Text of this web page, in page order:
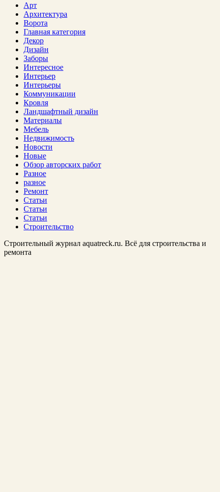
Арт
Архитектура
Ворота
Главная категория
Декор
Дизайн
Заборы
Интересное
Интерьер
Интерьеры
Коммуникации
Кровля
Ландшафтный дизайн
Материалы
Мебель
Недвижимость
Новости
Новые
Обзор авторских работ
Разное
разное
Ремонт
Статьи
Статьи
Статьи
Строительство
Строительный журнал aquatreck.ru. Всё для строительства и
ремонта